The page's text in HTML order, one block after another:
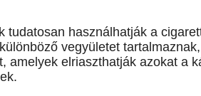
tudatosan használhatják a
vegyületet
amelyek elriaszthatják azokat a